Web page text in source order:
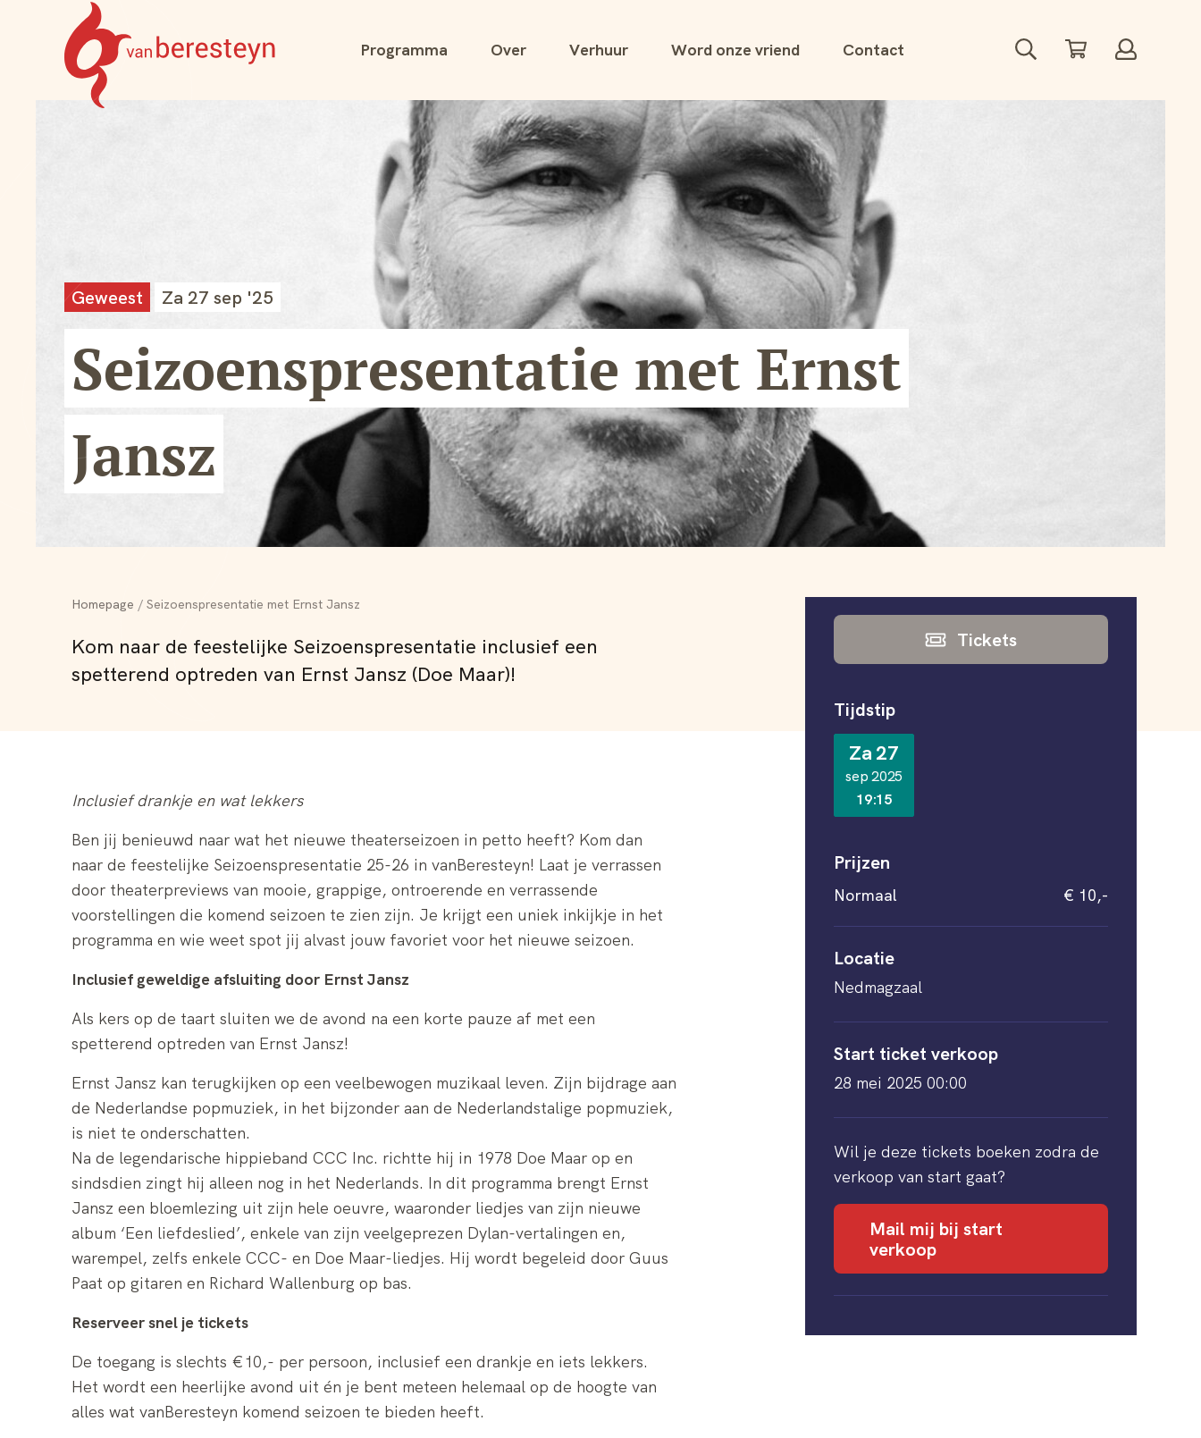
Navigatie
overslaanTheater
vanBeresteyn
Programma Over Verhuur Word onze vriend Contact Zoeken Winkelwagen
Account
Geweest Za 27 sep '25
Seizoenspresentatie met Ernst
Jansz
Homepage Seizoenspresentatie met Ernst Jansz
Kom naar de feestelijke Seizoenspresentatie inclusief een
spetterend optreden van Ernst Jansz (Doe Maar)!
Inclusief drankje en wat lekkers
Ben jij benieuwd naar wat het nieuwe theaterseizoen in petto heeft? Kom dan
naar de feestelijke Seizoenspresentatie 25-26 in vanBeresteyn! Laat je verrassen
door theaterpreviews van mooie, grappige, ontroerende en verrassende
voorstellingen die komend seizoen te zien zijn. Je krijgt een uniek inkijkje in het
programma en wie weet spot jij alvast jouw favoriet voor het nieuwe seizoen.
Inclusief geweldige afsluiting door Ernst Jansz
Als kers op de taart sluiten we de avond na een korte pauze af met een
spetterend optreden van Ernst Jansz!
Ernst Jansz kan terugkijken op een veelbewogen muzikaal leven. Zijn bijdrage aan
de Nederlandse popmuziek, in het bijzonder aan de Nederlandstalige popmuziek,
is niet te onderschatten.
Na de legendarische hippieband CCC Inc. richtte hij in 1978 Doe Maar op en
sindsdien zingt hij alleen nog in het Nederlands. In dit programma brengt Ernst
Jansz een bloemlezing uit zijn hele oeuvre, waaronder liedjes van zijn nieuwe
album ‘Een liefdeslied’, enkele van zijn veelgeprezen Dylan-vertalingen en,
warempel, zelfs enkele CCC- en Doe Maar-liedjes. Hij wordt begeleid door Guus
Paat op gitaren en Richard Wallenburg op bas.
Reserveer snel je tickets
De toegang is slechts €10,- per persoon, inclusief een drankje en iets lekkers.
Het wordt een heerlijke avond uit én je bent meteen helemaal op de hoogte van
alles wat vanBeresteyn komend seizoen te bieden heeft.
Informatie
Tickets
Tijdstip
Za 27
sep 2025
19:15
Prijzen
Normaal € 10,-
Locatie
Nedmagzaal
Start ticket verkoop
28 mei 2025 00:00
Wil je deze tickets boeken zodra de
verkoop van start gaat?
Mail mij bij start
verkoop